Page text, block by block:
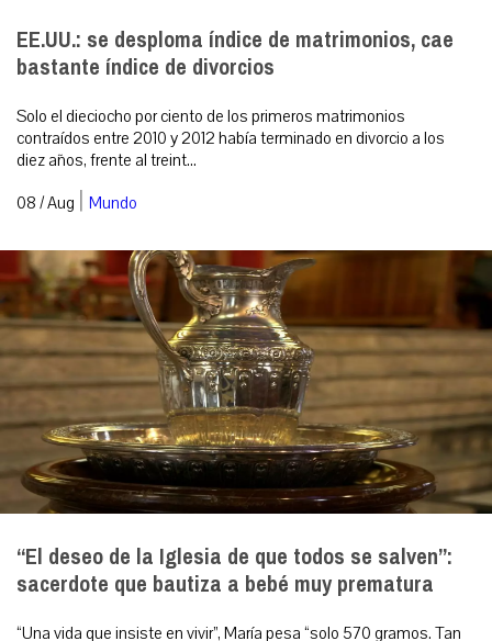
EE.UU.: se desploma índice de matrimonios, cae
bastante índice de divorcios
Solo el dieciocho por ciento de los primeros matrimonios
contraídos entre 2010 y 2012 había terminado en divorcio a los
diez años, frente al treint...
08 / Aug | Mundo
“El deseo de la Iglesia de que todos se salven”:
sacerdote que bautiza a bebé muy prematura
“Una vida que insiste en vivir”, María pesa “solo 570 gramos. Tan